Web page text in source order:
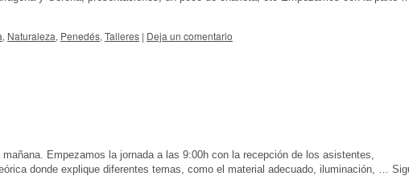
, Naturaleza, Penedés, Talleres | Deja un comentario
Empezamos la jornada a las 9:00h con la recepción de los asistentes,
donde explique diferentes temas, como el material adecuado, iluminación, …